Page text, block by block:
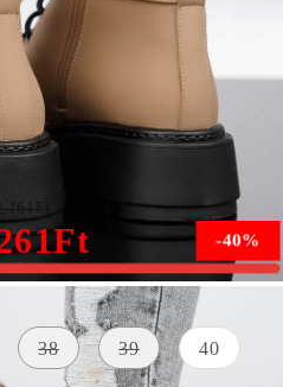
Csizma #13037
-40%
Méret útmutató
38 39 40